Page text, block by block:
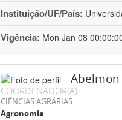
Instituição/UF/País:
Vigência: Mon Jan 08
Abelmon
COORDENADOR(A)
CIÊNCIAS AGRÁRIAS
Agronomia